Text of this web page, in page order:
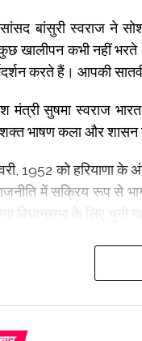
बांसुरी स्वराज ने
खालीपन कभी नहीं
करते हैं। आपकी
मंत्री सुषमा स्वराज
भाषण कला और शासन के
1952 को हरियाणा के
में सक्रिय रूप से
1984 में भारतीय जनता
स्वराज ने दिल्ली की पहली